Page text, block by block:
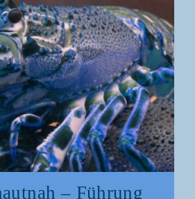
– Füh­rung